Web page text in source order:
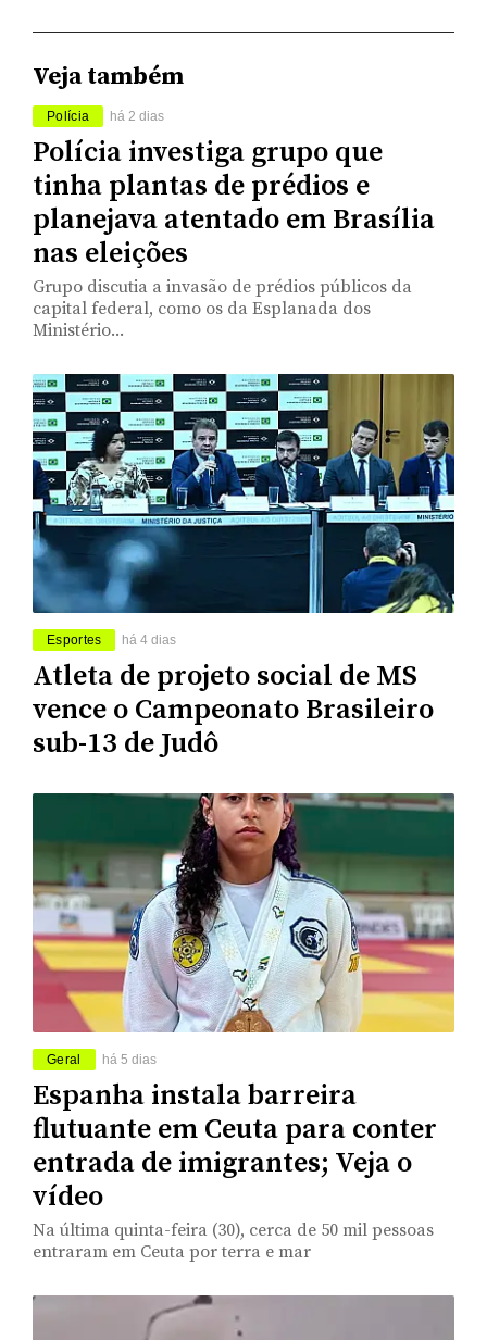
Veja também
Polícia há 2 dias
Polícia investiga grupo que
tinha plantas de prédios e
planejava atentado em Brasília
nas eleições
Grupo discutia a invasão de prédios públicos da
capital federal, como os da Esplanada dos
Ministério...
Esportes há 4 dias
Atleta de projeto social de MS
vence o Campeonato Brasileiro
sub-13 de Judô
Geral há 5 dias
Espanha instala barreira
flutuante em Ceuta para conter
entrada de imigrantes; Veja o
vídeo
Na última quinta-feira (30), cerca de 50 mil pessoas
entraram em Ceuta por terra e mar